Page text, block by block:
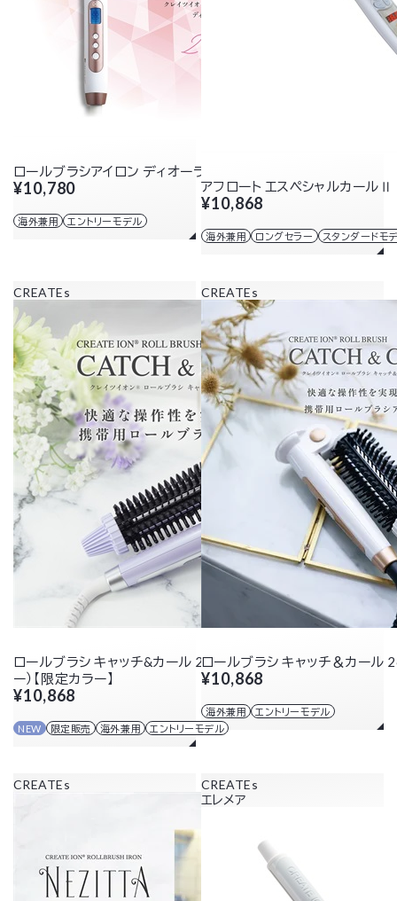
ロールブラシアイロン ディオーラ 26mm
¥10,780
海外兼用 エントリーモデル
アフロート エスペシャルカールⅡ
¥10,868
海外兼用 ロングセラー スタンダードモ
CREATEs
ロールブラシ キャッチ&カール 26mm（パールラベンダ
ー）【限定カラー】
¥10,868
NEW 限定販売 海外兼用 エントリーモデル
CREATEs
ロールブラシ キャッチ＆カール
¥10,868
海外兼用 エントリーモデル
CREATEs
CREATEs
エレメア